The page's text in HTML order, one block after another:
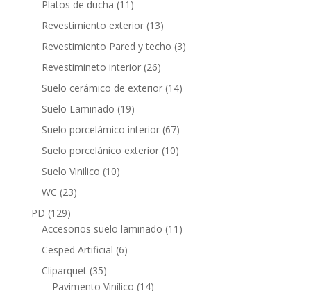
Platos de ducha 11 11
productos
Revestimiento exterior 1313
productos
Revestimiento Pared y techo 33
Revestimineto interior 2626
productos
Suelo cerámico de exterior 1414
Suelo Laminado 1919
productos
Suelo porcelámico interior 6767
productos
Suelo porcelánico exterior 1010
Suelo Vinilico 1010
WC 2323
PD 129129
productos
Accesorios suelo laminado 11 11
Cesped Artificial 66
Cliparquet 3535
productos
Pavimento Vinílico 1414